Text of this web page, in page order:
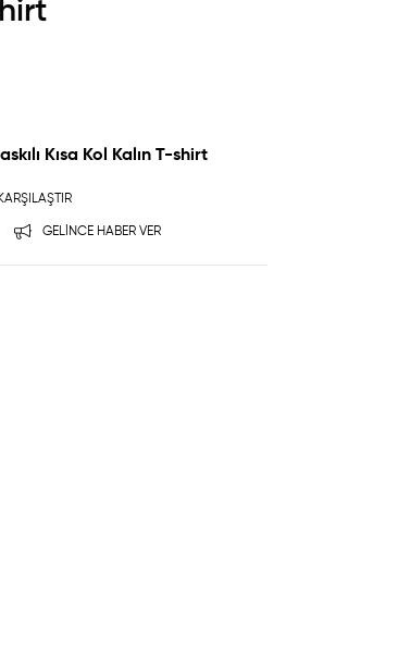
Kısa Kol Kalın T-shirt
GELINCE HABER VER